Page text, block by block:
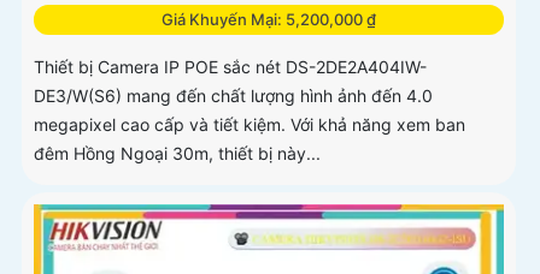
Giá Khuyến Mại: 5,200,000 ₫
Thiết bị Camera IP POE sắc nét DS-2DE2A404IW-
DE3/W(S6) mang đến chất lượng hình ảnh đến 4.0
megapixel cao cấp và tiết kiệm. Với khả năng xem ban
đêm Hồng Ngoại 30m, thiết bị này...